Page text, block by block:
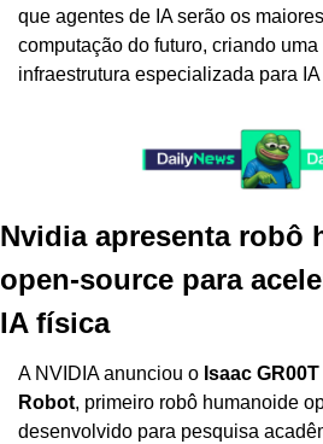
que agentes de IA serão os
computação do futuro, criando
infraestrutura especializada para
Nvidia apresenta robô
open-source para
IA física
A NVIDIA anunciou o Isaac
Robot, primeiro robô humanoide
desenvolvido para pesquisa